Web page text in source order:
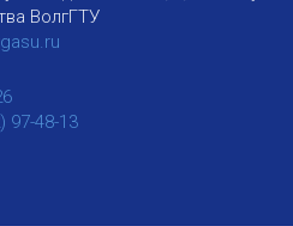
ВолгГТУ
97-48-13